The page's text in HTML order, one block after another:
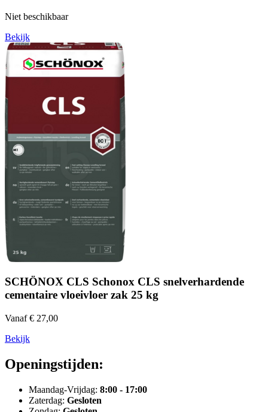
Niet beschikbaar
Bekijk
SCHÖNOX CLS Schonox CLS snelverhardende
cementaire vloeivloer zak 25 kg
Vanaf € 27,00
Bekijk
Openingstijden:
Maandag-Vrijdag: 8:00 - 17:00
Zaterdag: Gesloten